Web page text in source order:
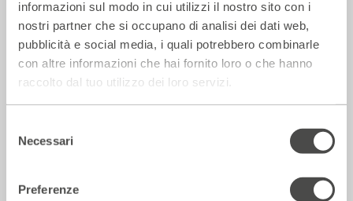
informazioni sul modo in cui utilizzi il nostro sito con i
nostri partner che si occupano di analisi dei dati web,
pubblicità e social media, i quali potrebbero combinarle
con altre informazioni che hai fornito loro o che hanno
raccolto dal tuo utilizzo dei loro servizi.
delNecessari
Preferenze
La Repubblica – In scena gli eroi di
strada secondo Raffaele Viviani
14 Luglio 2026
Rassegna Stampa